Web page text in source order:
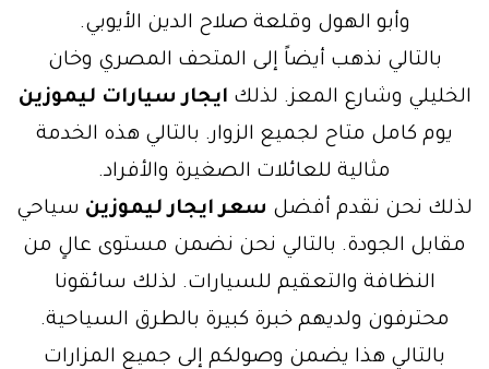
وأبو الهول وقلعة صلاح الدين الأيوبي.
بالتالي نذهب أيضاً إلى المتحف المصري وخان
الخليلي وشارع المعز. لذلك ايجار سيارات ليموزين
يوم كامل متاح لجميع الزوار. بالتالي هذه الخدمة
مثالية للعائلات الصغيرة والأفراد.
لذلك نحن نقدم أفضل سعر ايجار ليموزين سياحي
مقابل الجودة. بالتالي نحن نضمن مستوى عالٍ من
النظافة والتعقيم للسيارات. لذلك سائقونا
محترفون ولديهم خبرة كبيرة بالطرق السياحية.
بالتالي هذا يضمن وصولكم إلى جميع المزارات